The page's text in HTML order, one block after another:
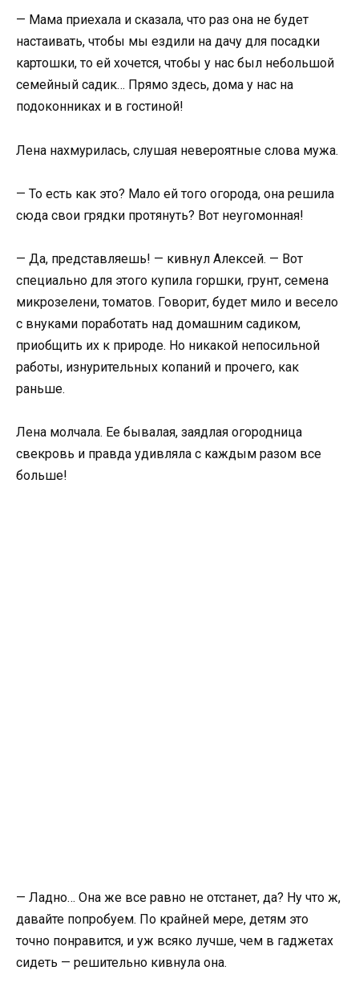
— Мама приехала и сказала, что раз она не будет
настаивать, чтобы мы ездили на дачу для посадки
картошки, то ей хочется, чтобы у нас был небольшой
семейный садик… Прямо здесь, дома у нас на
подоконниках и в гостиной!
Лена нахмурилась, слушая невероятные слова мужа.
— То есть как это? Мало ей того огорода, она решила
сюда свои грядки протянуть? Вот неугомонная!
— Да, представляешь! — кивнул Алексей. — Вот
специально для этого купила горшки, грунт, семена
микрозелени, томатов. Говорит, будет мило и весело
с внуками поработать над домашним садиком,
приобщить их к природе. Но никакой непосильной
работы, изнурительных копаний и прочего, как
раньше.
Лена молчала. Ее бывалая, заядлая огородница
свекровь и правда удивляла с каждым разом все
больше!
— Ладно… Она же все равно не отстанет, да? Ну что ж,
давайте попробуем. По крайней мере, детям это
точно понравится, и уж всяко лучше, чем в гаджетах
сидеть — решительно кивнула она.